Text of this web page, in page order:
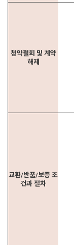
청약철회 및 계약
해제
교환/반품/보증 조
건과 절차